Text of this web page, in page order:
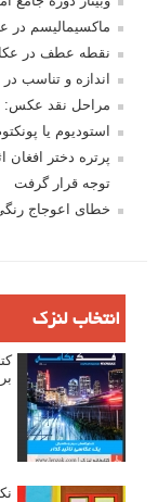
ماکسیمالیسم در
نقطه عطف در
اندازه و تناسب
مراحل نقد عکس:
استودیوم یا
پرتره دختر
توجه قرار گرفت
خطای اعوجاج
انتخاب لنزک